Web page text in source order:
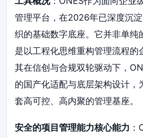
管理平台，在2026年已深度沉
织的基础数字底座。它并非单纯
是以工程化思维重构管理流程的
其在信创与合规双轮驱动下，
的国产化适配与底层架构设计，
套高可控、高内聚的管理基座。
安全的项目管理能力核心能力